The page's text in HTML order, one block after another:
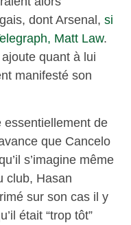
dont Arsenal, si
Matt Law.
quant à lui
manifesté son
essentiellement de
que Cancelo
s’imagine même
club, Hasan
sur son cas il y
était “trop tôt”